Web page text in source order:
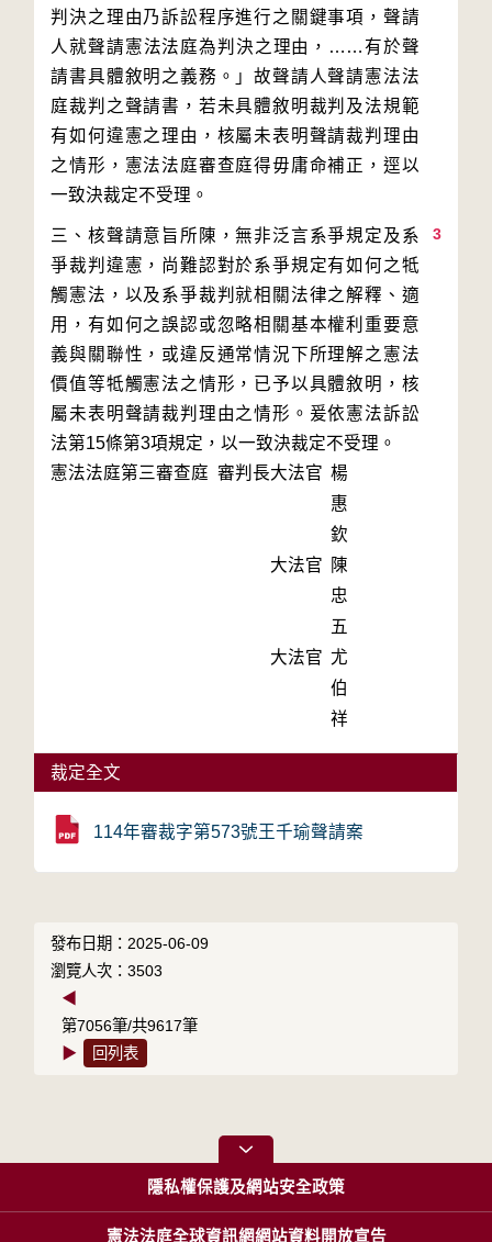
判決之理由乃訴訟程序進行之關鍵事項，聲請
人就聲請憲法法庭為判決之理由，……有於聲
請書具體敘明之義務。」故聲請人聲請憲法法
庭裁判之聲請書，若未具體敘明裁判及法規範
有如何違憲之理由，核屬未表明聲請裁判理由
之情形，憲法法庭審查庭得毋庸命補正，逕以
3
三、核聲請意旨所陳，無非泛言系爭規定及系
爭裁判違憲，尚難認對於系爭規定有如何之牴
觸憲法，以及系爭裁判就相關法律之解釋、適
用，有如何之誤認或忽略相關基本權利重要意
義與關聯性，或違反通常情況下所理解之憲法
價值等牴觸憲法之情形，已予以具體敘明，核
屬未表明聲請裁判理由之情形。爰依憲法訴訟
法第15條第3項規定，以一致決裁定不受理。
憲法法庭第三審查庭 審判長大法官 楊
惠
欽
大法官
陳
忠
五
大法官 尤
伯
祥
裁定全文
114年審裁字第573號王千瑜聲請案
發布日期：2025-06-09
瀏覽人次：3503
◀
第7056筆/共9617筆
▶
回列表
隱私權保護及網站安全政策
憲法法庭全球資訊網網站資料開放宣告